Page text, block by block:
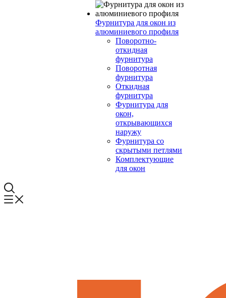
Фурнитура для окон из
алюминиевого профиля
Поворотно-
откидная
фурнитура
Поворотная
фурнитура
Откидная
фурнитура
Фурнитура для
окон,
открывающихся
наружу
Фурнитура со
скрытыми петлями
Комплектующие
для окон